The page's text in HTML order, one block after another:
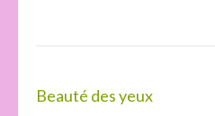
Navigation
Beauté des yeux